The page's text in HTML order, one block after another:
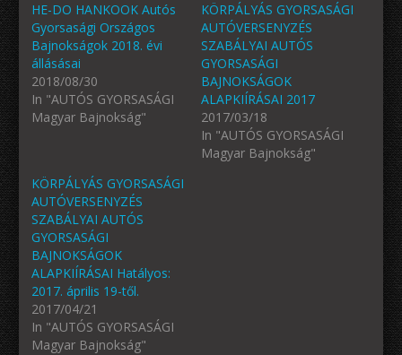
HE-DO HANKOOK Autós
Gyorsasági Országos
Bajnokságok 2018. évi
állásásai
2018/08/30
In "AUTÓS GYORSASÁGI
Magyar Bajnokság"
KÖRPÁLYÁS GYORSASÁGI
AUTÓVERSENYZÉS
SZABÁLYAI AUTÓS
GYORSASÁGI
BAJNOKSÁGOK
ALAPKIÍRÁSAI 2017
2017/03/18
In "AUTÓS GYORSASÁGI
Magyar Bajnokság"
KÖRPÁLYÁS GYORSASÁGI
AUTÓVERSENYZÉS
SZABÁLYAI AUTÓS
GYORSASÁGI
BAJNOKSÁGOK
ALAPKIÍRÁSAI Hatályos:
2017. április 19-től.
2017/04/21
In "AUTÓS GYORSASÁGI
Magyar Bajnokság"